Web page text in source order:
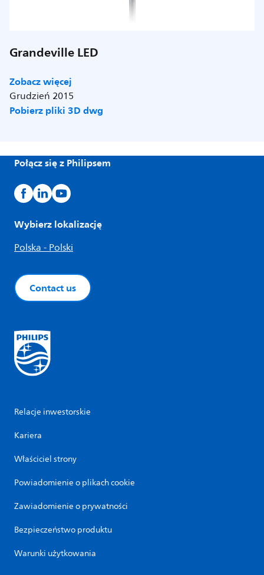
Grandeville LED
Zobacz więcej
Grudzień 2015
Pobierz pliki 3D dwg
Połącz się z Philipsem
Wybierz lokalizację
Polska - Polski
Contact us
Relacje inwestorskie
Kariera
Właściciel strony
Powiadomienie o plikach cookie
Zawiadomienie o prywatności
Bezpieczeństwo produktu
Warunki użytkowania